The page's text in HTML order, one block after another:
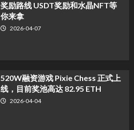
奖励路线 USDT奖励和水晶NFT等
你来拿
2026-04-07
520W融资游戏 Pixie Chess 正式上
线，目前奖池高达 82.95 ETH
2026-04-04